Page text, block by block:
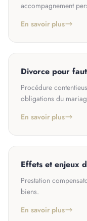
accompagnement
En savoir plus
Divorce pour
Procédure
obligations du
En savoir plus
Effets et enjeux
Prestation
biens.
En savoir plus